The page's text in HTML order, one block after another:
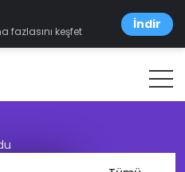
keşfet İndir